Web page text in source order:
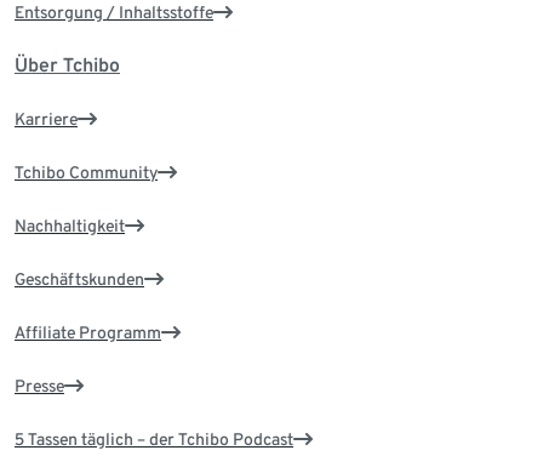
Entsorgung / Inhaltsstoffe
Über Tchibo
Karriere
Tchibo Community
Nachhaltigkeit
Geschäftskunden
Affiliate Programm
Presse
5 Tassen täglich – der Tchibo Podcast